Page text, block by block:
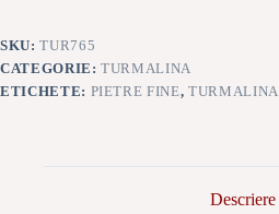
SKU:TUR765
CATEGORIE:TURMALINA
ETICHETE: PIETRE FINE, TURMALINA
Descriere